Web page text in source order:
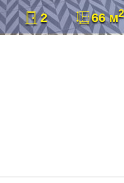
2 66 м2